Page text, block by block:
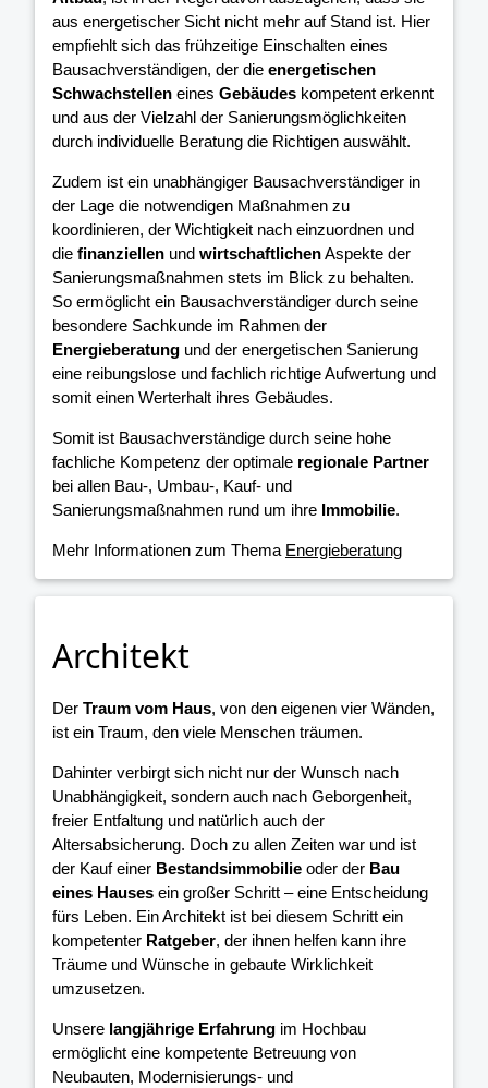
aus energetischer Sicht nicht mehr auf Stand ist. Hier
empfiehlt sich das frühzeitige Einschalten eines
Bausachverständigen, der die energetischen
Schwachstellen eines Gebäudes kompetent erkennt
und aus der Vielzahl der Sanierungsmöglichkeiten
durch individuelle Beratung die Richtigen auswählt.
Zudem ist ein unabhängiger Bausachverständiger in
der Lage die notwendigen Maßnahmen zu
koordinieren, der Wichtigkeit nach einzuordnen und
die finanziellen und wirtschaftlichenAspekte der
Sanierungsmaßnahmen stets im Blick zu behalten.
So ermöglicht ein Bausachverständiger durch seine
besondere Sachkunde im Rahmen der
Energieberatung und der energetischen Sanierung
eine reibungslose und fachlich richtige Aufwertung und
somit einen Werterhalt ihres Gebäudes.
Somit ist Bausachverständige durch seine hohe
fachliche Kompetenz der optimale regionale Partner
bei allen Bau-, Umbau-, Kauf- und
Sanierungsmaßnahmen rund um ihre Immobilie.
Mehr Informationen zum Thema Energieberatung
Architekt
Der Traum vom Haus, von den eigenen vier Wänden,
ist ein Traum, den viele Menschen träumen.
Dahinter verbirgt sich nicht nur der Wunsch nach
Unabhängigkeit, sondern auch nach Geborgenheit,
freier Entfaltung und natürlich auch der
Altersabsicherung. Doch zu allen Zeiten war und ist
der Kauf einer Bestandsimmobilie oder der Bau
eines Hauses ein großer Schritt – eine Entscheidung
fürs Leben. Ein Architekt ist bei diesem Schritt ein
kompetenter Ratgeber, der ihnen helfen kann ihre
Träume und Wünsche in gebaute Wirklichkeit
umzusetzen.
Unsere langjährige Erfahrung im Hochbau
ermöglicht eine kompetente Betreuung von
Neubauten, Modernisierungs- und